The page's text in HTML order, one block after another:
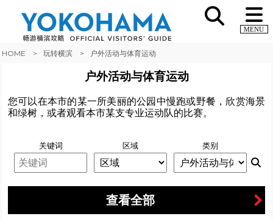
MENU
HOME 玩转横滨 户外活动与体育运动
户外活动与体育运动
您可以在本市的某一所美丽的公园中慢跑或野餐，欣赏海景
和绿树，或者观看本市某支专业运动队的比赛。
关键词 区域 类别
查看全部